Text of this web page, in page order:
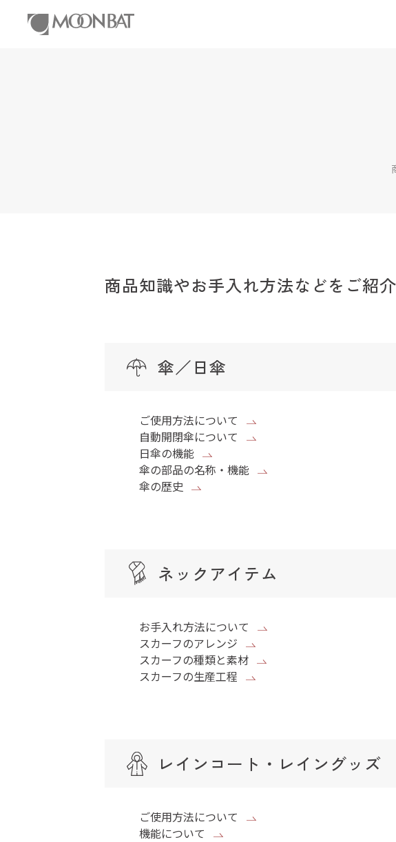
商品知識やお手入れ方法などをご紹介
傘／日傘
ご使用方法について
自動開閉傘について
日傘の機能
傘の部品の名称・機能
傘の歴史
ネックアイテム
お手入れ方法について
スカーフのアレンジ
スカーフの種類と素材
スカーフの生産工程
レインコート・レイングッズ
ご使用方法について
機能について